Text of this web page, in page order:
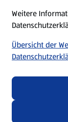
Datenschutz-
Cookie-Einstellungen
Impressum
Weitere
Übersicht der